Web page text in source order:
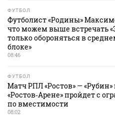
ФУТБОЛ
Футболист «Родины»
что можем выше встречать
только обороняться в
блоке»
08:46
ФУТБОЛ
Матч РПЛ «Ростов» — «Рубин»
«Ростов‑Арене» пройдет с
по вместимости
08:02